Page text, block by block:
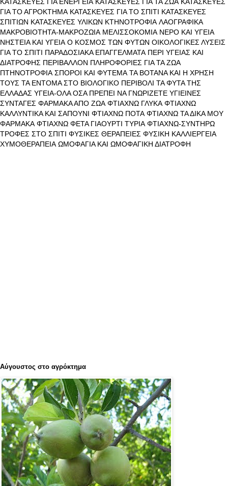
ΓΙΑ ΤΟ ΑΓΡΟΚΤΗΜΑ ΚΑΤΑΣΚΕΥΕΣ ΓΙΑ ΤΟ ΣΠΙΤΙ ΚΑΤΑΣΚΕΥΕΣ
ΣΠΙΤΙΩΝ ΚΑΤΑΣΚΕΥΕΣ ΥΛΙΚΩΝ ΚΤΗΝΟΤΡΟΦΙΑ ΛΑΟΓΡΑΦΙΚΑ
ΜΑΚΡΟΒΙΟΤΗΤΑ-ΜΑΚΡΟΖΩΙΑ ΜΕΛΙΣΣΟΚΟΜΙΑ ΝΕΡΟ ΚΑΙ ΥΓΕΙΑ
ΝΗΣΤΕΙΑ ΚΑΙ ΥΓΕΙΑ Ο ΚΟΣΜΟΣ ΤΩΝ ΦΥΤΩΝ ΟΙΚΟΛΟΓΙΚΕΣ ΛΥΣΕΙΣ
ΓΙΑ ΤΟ ΣΠΙΤΙ ΠΑΡΑΔΟΣΙΑΚΑ ΕΠΑΓΓΕΛΜΑΤΑ ΠΕΡΙ ΥΓΕΙΑΣ ΚΑΙ
ΔΙΑΤΡΟΦΗΣ ΠΕΡΙΒΑΛΛΟΝ ΠΛΗΡΟΦΟΡΙΕΣ ΓΙΑ ΤΑ ΖΩΑ
ΠΤΗΝΟΤΡΟΦΙΑ ΣΠΟΡΟΙ ΚΑΙ ΦΥΤΕΜΑ ΤΑ ΒΟΤΑΝΑ ΚΑΙ Η ΧΡΗΣΗ
ΤΟΥΣ ΤΑ ΕΝΤΟΜΑ ΣΤΟ ΒΙΟΛΟΓΙΚΟ ΠΕΡΙΒΟΛΙ ΤΑ ΦΥΤΑ ΤΗΣ
ΕΛΛΑΔΑΣ ΥΓΕΙΑ-ΟΛΑ ΟΣΑ ΠΡΕΠΕΙ ΝΑ ΓΝΩΡΙΖΕΤΕ ΥΓΙΕΙΝΕΣ
ΣΥΝΤΑΓΕΣ ΦΑΡΜΑΚΑ ΑΠΟ ΖΩΑ ΦΤΙΑΧΝΩ ΓΛΥΚΑ ΦΤΙΑΧΝΩ
ΚΑΛΛΥΝΤΙΚΑ ΚΑΙ ΣΑΠΟΥΝΙ ΦΤΙΑΧΝΩ ΠΟΤΑ ΦΤΙΑΧΝΩ ΤΑ ΔΙΚΑ ΜΟΥ
ΦΑΡΜΑΚΑ ΦΤΙΑΧΝΩ ΦΕΤΑ ΓΙΑΟΥΡΤΙ ΤΥΡΙΑ ΦΤΙΑΧΝΩ-ΣΥΝΤΗΡΩ
ΤΡΟΦΕΣ ΣΤΟ ΣΠΙΤΙ ΦΥΣΙΚΕΣ ΘΕΡΑΠΕΙΕΣ ΦΥΣΙΚΗ ΚΑΛΛΙΕΡΓΕΙΑ
ΧΥΜΟΘΕΡΑΠΕΙΑ ΩΜΟΦΑΓΙΑ ΚΑΙ ΩΜΟΦΑΓΙΚΗ ΔΙΑΤΡΟΦΗ
Αύγουστος στο αγρόκτημα